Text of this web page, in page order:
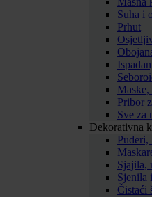
Suha i
Prhut
Maske,
Pribor
Sve za
Dekorativna
Puderi,
Sjajila,
Sjenila
Čistaći